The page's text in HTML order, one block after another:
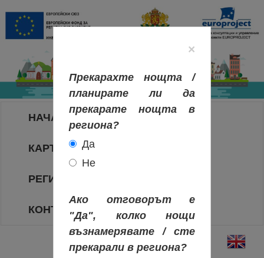
НАЧАЛО
КАРТА НА РЕГИОНИТЕ
РЕГИОНИ
КОНТАКТИ
×
Прекарахте нощта /
планирате ли да
прекарате нощта в
региона?
Да
Не
Ако отговорът е
"Да", колко нощи
възнамерявате / сте
прекарали в региона?